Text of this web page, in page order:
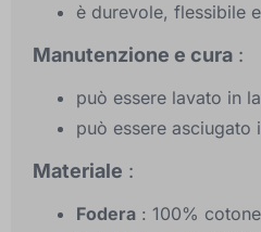
è durevole, flessibile
Manutenzione e cura :
può essere lavato in
può essere asciugato
Materiale :
Fodera : 100% cotone